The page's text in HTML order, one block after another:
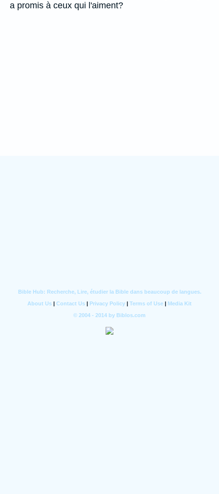
a promis à ceux qui l'aiment?